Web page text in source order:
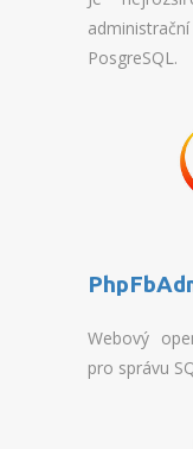
PosgreSQL.
Webový
pro správu